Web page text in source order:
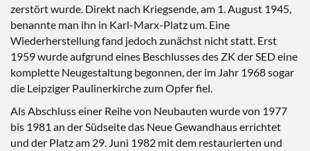
zerstört wurde. Direkt nach Kriegsende, am 1. August 1945,
benannte man ihn in Karl-Marx-Platz um. Eine
Wiederherstellung fand jedoch zunächst nicht statt. Erst
1959 wurde aufgrund eines Beschlusses des ZK der SED eine
komplette Neugestaltung begonnen, der im Jahr 1968 sogar
die Leipziger Paulinerkirche zum Opfer fiel.
Als Abschluss einer Reihe von Neubauten wurde von 1977
bis 1981 an der Südseite das Neue Gewandhaus errichtet
und der Platz am 29. Juni 1982 mit dem restaurierten und